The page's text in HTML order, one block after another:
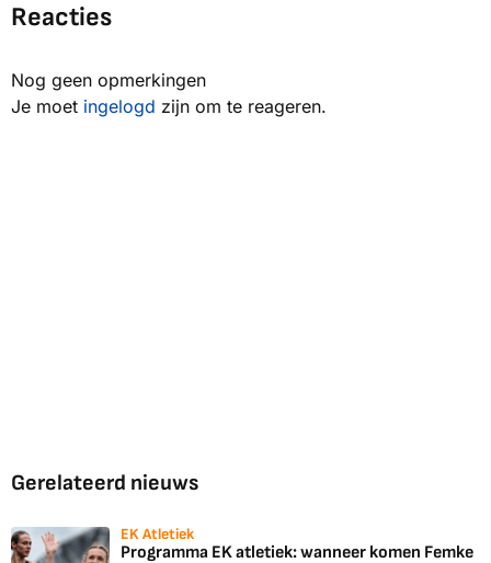
Reacties
Nog geen opmerkingen
Je moet ingelogd zijn om te reageren.
Gerelateerd nieuws
EK Atletiek
Programma EK atletiek: wanneer komen Femke